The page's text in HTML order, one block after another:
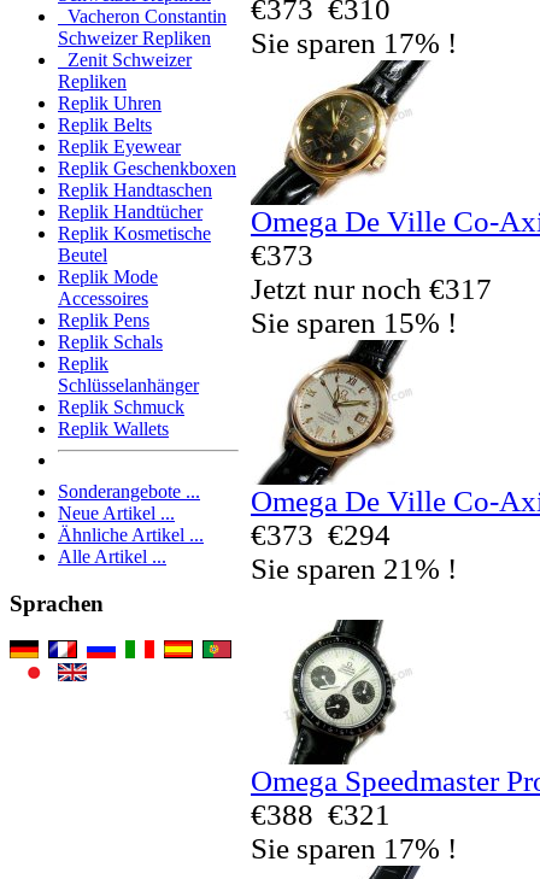
Vacheron Constantin
Schweizer Repliken
Zenit Schweizer
Repliken
Replik Uhren
Replik Belts
Replik Eyewear
Replik Geschenkboxen
Replik Handtaschen
Replik Handtücher
Replik Kosmetische
Beutel
Replik Mode
Accessoires
Replik Pens
Replik Schals
Replik
Schlüsselanhänger
Replik Schmuck
Replik Wallets
Sonderangebote ...
Neue Artikel ...
Ähnliche Artikel ...
Alle Artikel ...
Sprachen
€373 €310
Sie sparen 17% !
Omega De Ville Co-
€373
Jetzt nur noch €317
Sie sparen 15% !
Omega De Ville Co-
€373 €294
Sie sparen 21% !
Omega Speedmaster
€388 €321
Sie sparen 17% !